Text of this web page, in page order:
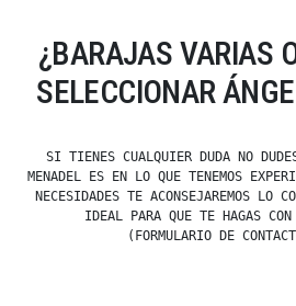
¿BARAJAS VARIAS
SELECCIONAR
SI TIENES CUALQUIER DUDA NO
MENADEL ES EN LO QUE TENEMOS
NECESIDADES TE ACONSEJAREMOS LO
IDEAL PARA QUE TE HAGAS CON
(FORMULARIO DE